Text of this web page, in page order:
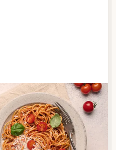
Dienst-Suche,
Anbieter es in Ihrer